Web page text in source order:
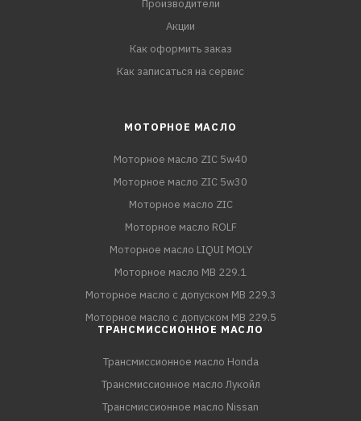
Производители
Акции
Как оформить заказ
Как записаться на сервис
МОТОРНОЕ МАСЛО
Моторное масло ZIC 5w40
Моторное масло ZIC 5w30
Моторное масло ZIC
Моторное масло ROLF
Моторное масло LIQUI MOLY
Моторное масло MB 229.1
Моторное масло с допуском MB 229.3
Моторное масло с допуском MB 229.5
ТРАНСМИССИОННОЕ МАСЛО
Трансмиссионное масло Honda
Трансмиссионное масло Лукойл
Трансмиссионное масло Nissan